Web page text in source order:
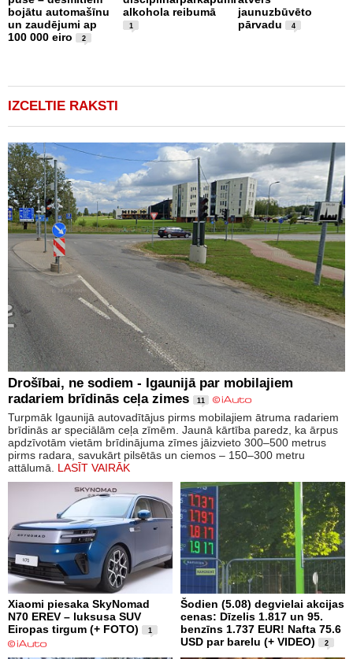
bojātu automašīnu
un zaudējumi ap
100 000 eiro
2
alkohola reibumā
1
jaunuzbūvēto
pārvadu
4
IZCELTIE RAKSTI
Drošībai, ne sodiem - Igaunijā par mobilajiem
radariem brīdinās ceļa zimes
11
Turpmāk Igaunijā autovadītājus pirms mobilajiem ātruma radariem
brīdinās ar speciālām ceļa zīmēm. Jaunā kārtība paredz, ka ārpus
apdzīvotām vietām brīdinājuma zīmes jāizvieto 300–500 metrus
pirms radara, savukārt pilsētās un ciemos – 150–300 metru
attālumā. LASĪT VAIRĀK
Xiaomi piesaka SkyNomad
N70 EREV – luksusa SUV
Eiropas tirgum (+ FOTO)
1
Šodien (5.08) degvielai akcijas
cenas: Dīzelis 1.817 un 95.
benzīns 1.737 EUR! Nafta 75.6
USD par barelu (+ VIDEO)
2